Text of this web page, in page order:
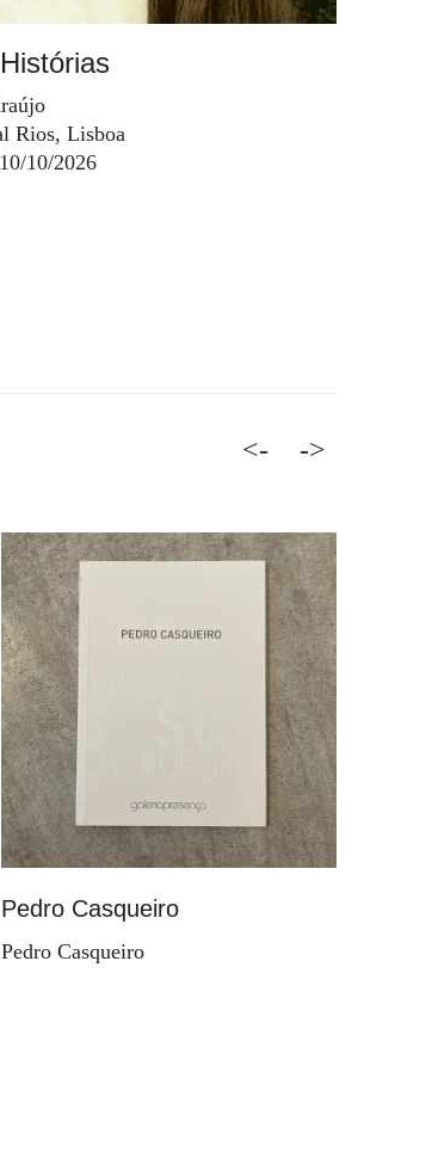
Rios, Lisboa
10/2026
<-
Pedro Casqueiro
Pedro Casqueiro
->